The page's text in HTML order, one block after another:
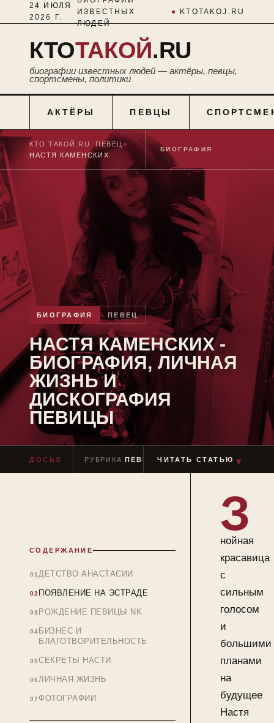
24 ИЮЛЯ
2026 Г.
ИЗВЕСТНЫХ
ЛЮДЕЙ
● KTOTAKOJ.RU
КТОТАКОЙ.RU
биографии известных людей — актёры, певцы,
спортсмены, политики
АКТЁРЫ ПЕВЦЫ
КТО ТАКОЙ.RU ■ПЕВЕЦ ■
НАСТЯ КАМЕНСКИХ
БИОГРАФИЯ
БИОГРАФИЯ ПЕВЕЦ
НАСТЯ КАМЕНСКИХ -
БИОГРАФИЯ, ЛИЧНАЯ
ЖИЗНЬ И
ДИСКОГРАФИЯ
ПЕВИЦЫ
ДОСЬЕ РУБРИКАПЕВЕЦ ЧТЕНИЕ≈ 12 МИН
ЧИТАТЬ СТАТЬЮ ▼
СОДЕРЖАНИЕ
ДЕТСТВО АНАСТАСИИ
ПОЯВЛЕНИЕ НА ЭСТРАДЕ
РОЖДЕНИЕ ПЕВИЦЫ NK
БИЗНЕС И
БЛАГОТВОРИТЕЛЬНОСТЬ
СЕКРЕТЫ НАСТИ
ЛИЧНАЯ ЖИЗНЬ
ФОТОГРАФИИ
З
нойная
красавица
с
сильным
голосом
и
большими
планами
на
будущее
Настя